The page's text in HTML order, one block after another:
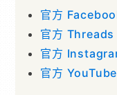
官方
官方 Threads
官方
官方 YouTube